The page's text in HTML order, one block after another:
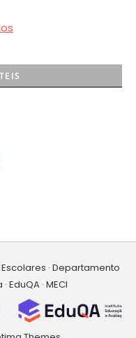
· Departamento
· MECI